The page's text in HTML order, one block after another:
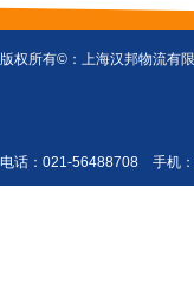
版权所有©： 上海汉邦物流有
电话：021-56488708 手机